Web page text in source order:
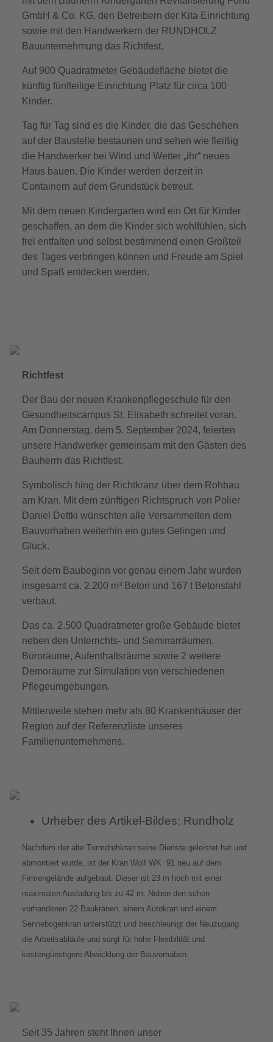
GmbH & Co. KG, den Betreibern der Kita Einrichtung
sowie mit den Handwerkern der RUNDHOLZ
Bauunternehmung das Richtfest.
Auf 900 Quadratmeter Gebäudefläche bietet die
künftig fünfteilige Einrichtung Platz für circa 100
Kinder.
Tag für Tag sind es die Kinder, die das Geschehen
auf der Baustelle bestaunen und sehen wie fleißig
die Handwerker bei Wind und Wetter „ihr“ neues
Haus bauen. Die Kinder werden derzeit in
Containern auf dem Grundstück betreut.
Mit dem neuen Kindergarten wird ein Ort für Kinder
geschaffen, an dem die Kinder sich wohlfühlen, sich
frei entfalten und selbst bestimmend einen Großteil
des Tages verbringen können und Freude am Spiel
und Spaß entdecken werden.
Richtfest
Der Bau der neuen Krankenpflegeschule für den
Gesundheitscampus St. Elisabeth schreitet voran.
Am Donnerstag, dem 5. September 2024, feierten
unsere Handwerker gemeinsam mit den Gästen des
Bauherrn das Richtfest.
Symbolisch hing der Richtkranz über dem Rohbau
am Kran. Mit dem zünftigen Richtspruch von Polier
Daniel Dettki wünschten alle Versammelten dem
Bauvorhaben weiterhin ein gutes Gelingen und
Glück.
Seit dem Baubeginn vor genau einem Jahr wurden
insgesamt ca. 2.200 m³ Beton und 167 t Betonstahl
verbaut.
Das ca. 2.500 Quadratmeter große Gebäude bietet
neben den Unterrichts- und Seminarräumen,
Büroräume, Aufenthaltsräume sowie 2 weitere
Demoräume zur Simulation von verschiedenen
Pflegeumgebungen.
Mittlerweile stehen mehr als 80 Krankenhäuser der
Region auf der Referenzliste unseres
Familienunternehmens.
Urheber des Artikel-Bildes: Rundholz
Nachdem der alte Turmdrehkran seine Dienste geleistet hat und
abmontiert wurde, ist der Kran Wolf WK 91 neu auf dem
Firmengelände aufgebaut. Dieser ist 23 m hoch mit einer
maximalen Ausladung bis zu 42 m. Neben den schon
vorhandenen 22 Baukränen, einem Autokran und einem
Sennebogenkran unterstützt und beschleunigt der Neuzugang
die Arbeitsabläufe und sorgt für hohe Flexibilität und
kostengünstigere Abwicklung der Bauvorhaben.
Seit 35 Jahren steht Ihnen unser